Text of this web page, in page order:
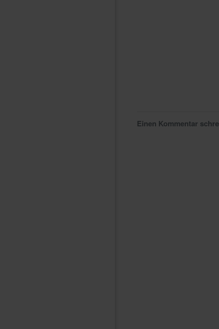
Einen Kommentar